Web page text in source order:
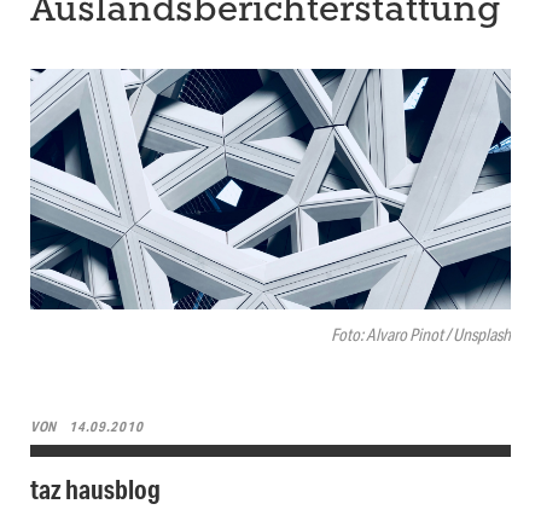
Foto: Alvaro Pinot / Unsplash
Auslandsberichterstattung
VON 14.09.2010
taz hausblog